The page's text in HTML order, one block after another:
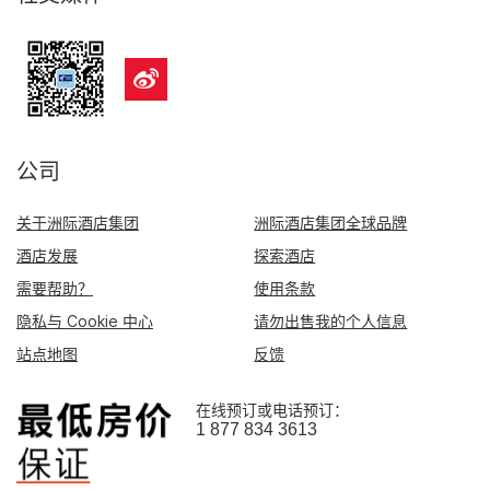
公司
关于洲际酒店集团
洲际酒店集团全球品牌
酒店发展
探索酒店
需要帮助？
使用条款
隐私与 Cookie 中心
请勿出售我的个人信息
站点地图
反馈
在线预订或电话预订：
1 877 834 3613